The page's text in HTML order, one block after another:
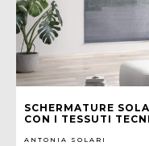
SCHERMATURE
CON I TESSUTI
ANTONIA SOLARI